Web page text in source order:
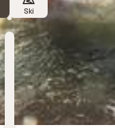
Ski
Destination
Choisissez une
Date
départ
Date de départ